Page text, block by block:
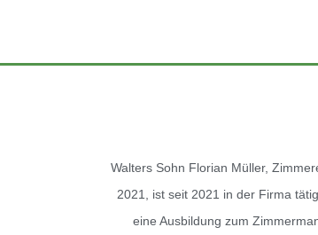
Walters Sohn Florian Müller,
2021, ist seit 2021 in der Firma
eine Ausbildung zum